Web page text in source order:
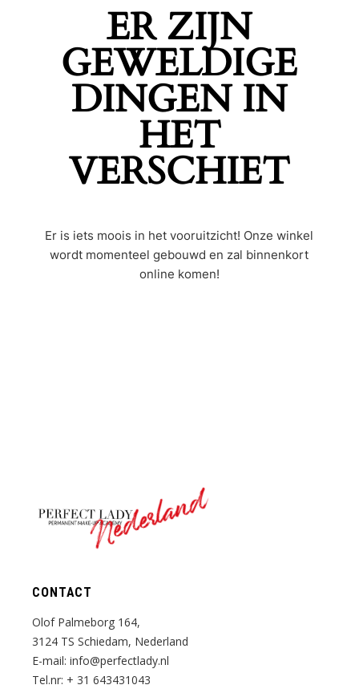
ER ZIJN
GEWELDIGE
DINGEN IN
HET
VERSCHIET
Er is iets moois in het vooruitzicht! Onze winkel
wordt momenteel gebouwd en zal binnenkort
online komen!
Nederland
CONTACT
Olof Palmeborg 164,
3124 TS Schiedam, Nederland
E-mail:info@perfectlady.nl
Tel.nr: + 31 643431043